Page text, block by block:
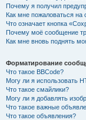
Почему я получил
Как мне пожаловаться
Что означает кнопка
Почему моё сообщение
Как мне вновь поднять
Форматирование
Что такое BBCode?
Могу ли я использовать
Что такое смайлики?
Могу ли я добавлять
Что такое важные
Что такое объявления?